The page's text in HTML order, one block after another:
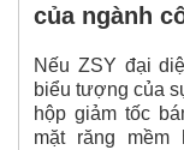
của ngành
Nếu ZSY đại
biểu tượng của
hộp giảm tốc
mặt răng